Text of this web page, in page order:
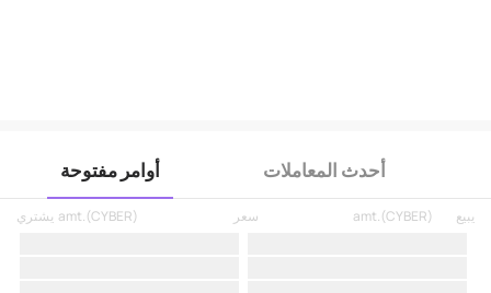
أوامر مفتوحة أحدث المعاملات
يشتري amt.(CYBER) سعر يبيع amt.(CYBER)